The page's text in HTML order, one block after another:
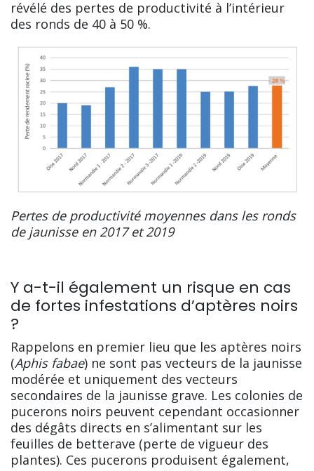
révélé des pertes de productivité à l’intérieur
des ronds de 40 à 50 %.
Pertes de productivité moyennes dans les ronds
de jaunisse en 2017 et 2019
Y a-t-il également un risque en cas
de fortes infestations d’aptères noirs
?
Rappelons en premier lieu que les aptères noirs
(Aphis fabae) ne sont pas vecteurs de la jaunisse
modérée et uniquement des vecteurs
secondaires de la jaunisse grave. Les colonies de
pucerons noirs peuvent cependant occasionner
des dégâts directs en s’alimentant sur les
feuilles de betterave (perte de vigueur des
plantes). Ces pucerons produisent également,